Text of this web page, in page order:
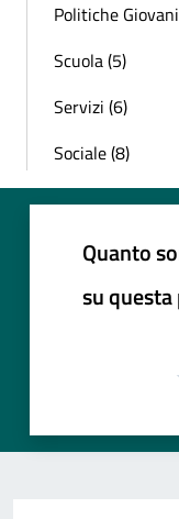
Politiche
Scuola (5)
Servizi (6)
Sociale (8)
Quanto
su